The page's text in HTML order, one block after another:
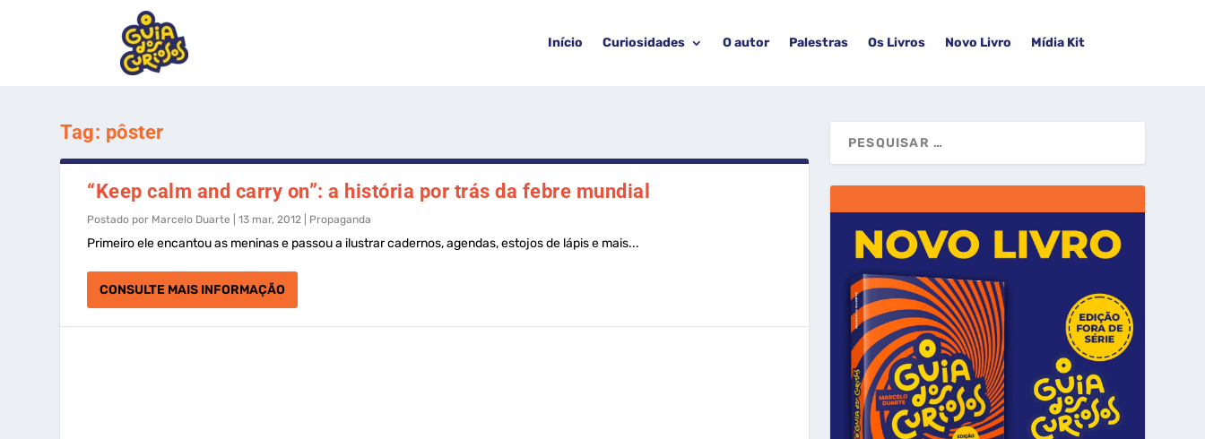
Início Curiosidades O autor Palestras Os Livros Novo Livro Mídia Kit
Tag: pôster
“Keep calm and carry on”: a história por trás da febre mundial
Postado por Marcelo Duarte |13 mar, 2012 Propaganda
Primeiro ele encantou as meninas e passou a ilustrar cadernos, agendas, estojos de lápis e mais...
CONSULTE MAIS INFORMAÇÃO